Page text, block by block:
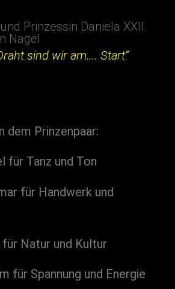
Prinzessin Daniela XXII.
Nagel
sind wir am…. Start“
dem Prinzenpaar:
für Tanz und Ton
für Handwerk und
Natur und Kultur
für Spannung und Energie